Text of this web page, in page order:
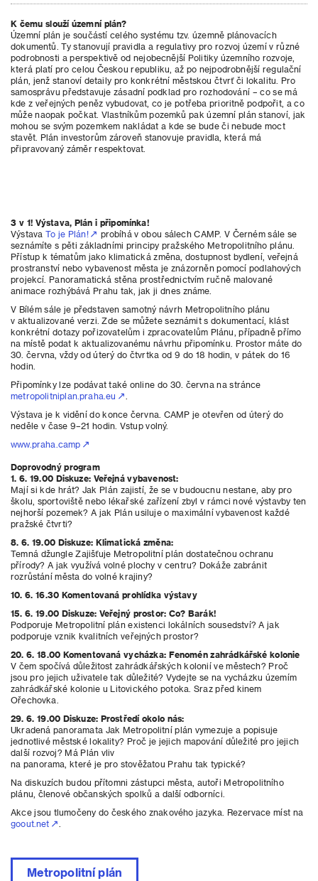
K čemu slouží územní plán?
Územní plán je součástí celého systému tzv. územně plánovacích
dokumentů. Ty stanovují pravidla a regulativy pro rozvoj území v různé
podrobnosti a perspektivě od nejobecnější Politiky územního rozvoje,
která platí pro celou Českou republiku, až po nejpodrobnější regulační
plán, jenž stanoví detaily pro konkrétní městskou čtvrť či lokalitu. Pro
samosprávu představuje zásadní podklad pro rozhodování – co se má
kde z veřejných peněz vybudovat, co je potřeba prioritně podpořit, a co
může naopak počkat. Vlastníkům pozemků pak územní plán stanoví, jak
mohou se svým pozemkem nakládat a kde se bude či nebude moct
stavět. Plán investorům zároveň stanovuje pravidla, která má
připravovaný záměr respektovat.
3 v 1! Výstava, Plán i připomínka!
Výstava To je Plán!
probíhá v obou sálech CAMP. V Černém sále se
seznámíte s pěti základními principy pražského Metropolitního plánu.
Přístup k tématům jako klimatická změna, dostupnost bydlení, veřejná
prostranství nebo vybavenost města je znázorněn pomocí podlahových
projekcí. Panoramatická stěna prostřednictvím ručně malované
animace rozhýbává Prahu tak, jak ji dnes známe.
V Bílém sále je představen samotný návrh Metropolitního plánu
v aktualizované verzi. Zde se můžete seznámit s dokumentací, klást
konkrétní dotazy pořizovatelům i zpracovatelům Plánu, případně přímo
na místě podat k aktualizovanému návrhu připomínku. Prostor máte do
30. června, vždy od úterý do čtvrtka od 9 do 18 hodin, v pátek do 16
hodin.
Připomínky lze podávat také online do 30. června na stránce
metropolitniplan.praha.eu
Výstava je k vidění do konce června. CAMP je otevřen od úterý do
neděle v čase 9–21 hodin. Vstup volný.
www.praha.camp
Doprovodný program
1. 6. 19.00 Diskuze: Veřejná vybavenost:
Mají si kde hrát? Jak Plán zajistí, že se v budoucnu nestane, aby pro
školu, sportoviště nebo lékařské zařízení zbyl v rámci nové výstavby ten
nejhorší pozemek? A jak Plán usiluje o maximální vybavenost každé
pražské čtvrti?
8. 6. 19.00 Diskuze: Klimatická změna:
Temná džungle Zajišťuje Metropolitní plán dostatečnou ochranu
přírody? A jak využívá volné plochy v centru? Dokáže zabránit
rozrůstání města do volné krajiny?
10. 6. 16.30 Komentovaná prohlídka výstavy
15. 6. 19.00 Diskuze: Veřejný prostor: Co? Barák!
Podporuje Metropolitní plán existenci lokálních sousedství? A jak
podporuje vznik kvalitních veřejných prostor?
20. 6. 18.00 Komentovaná vycházka: Fenomén zahrádkářské kolonie
V čem spočívá důležitost zahrádkářských kolonií ve městech? Proč
jsou pro jejich uživatele tak důležité? Vydejte se na vycházku územím
zahrádkářské kolonie u Litovického potoka. Sraz před kinem
Ořechovka.
29. 6. 19.00 Diskuze: Prostředí okolo nás:
Ukradená panoramata Jak Metropolitní plán vymezuje a popisuje
jednotlivé městské lokality? Proč je jejich mapování důležité pro jejich
další rozvoj? Má Plán vliv
na panorama, které je pro stověžatou Prahu tak typické?
Na diskuzích budou přítomni zástupci města, autoři Metropolitního
plánu, členové občanských spolků a další odborníci.
Akce jsou tlumočeny do českého znakového jazyka. Rezervace míst na
goout.net
Metropolitní plán